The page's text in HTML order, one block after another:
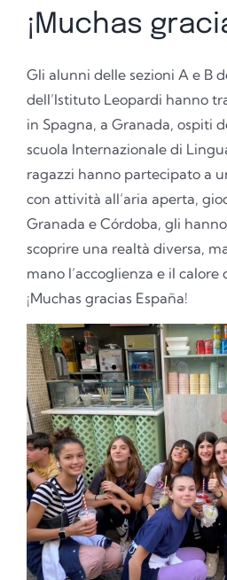
¡Muchas
Gli alunni delle sezioni A e B
dell’Istituto Leopardi hanno
in Spagna, a Granada, ospiti
scuola Internazionale di
ragazzi hanno partecipato a
con attività all’aria aperta,
Granada e Córdoba, gli
scoprire una realtà diversa,
mano l’accoglienza e il calore
¡Muchas gracias España!